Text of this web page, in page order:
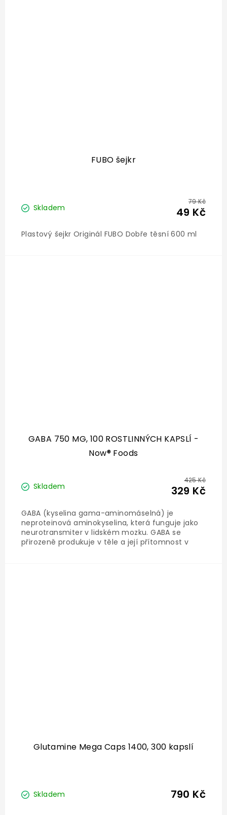
FUBO šejkr
Skladem
79 Kč
49 Kč
Plastový šejkr Originál FUBO Dobře těsní 600 ml
GABA 750 MG, 100 ROSTLINNÝCH KAPSLÍ -
Now® Foods
Skladem
425 Kč
329 Kč
GABA (kyselina gama-aminomáselná) je
neproteinová aminokyselina, která funguje jako
neurotransmiter v lidském mozku. GABA se
přirozeně produkuje v těle a její přítomnost v
Glutamine Mega Caps 1400, 300 kapslí
Skladem 790 Kč